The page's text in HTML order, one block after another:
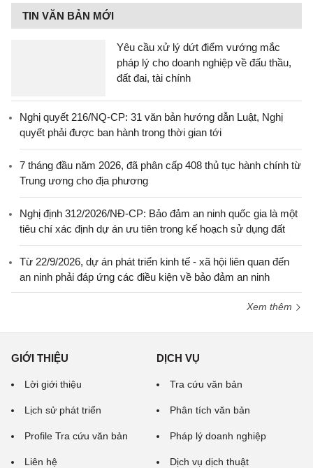
TIN VĂN BẢN MỚI
Yêu cầu xử lý dứt điểm vướng mắc
pháp lý cho doanh nghiệp về đấu thầu,
đất đai, tài chính
Nghị quyết 216/NQ-CP: 31 văn bản hướng dẫn Luật, Nghị
quyết phải được ban hành trong thời gian tới
7 tháng đầu năm 2026, đã phân cấp 408 thủ tục hành chính từ
Trung ương cho địa phương
Nghị định 312/2026/NĐ-CP: Bảo đảm an ninh quốc gia là một
tiêu chí xác định dự án ưu tiên trong kế hoạch sử dụng đất
Từ 22/9/2026, dự án phát triển kinh tế - xã hội liên quan đến
an ninh phải đáp ứng các điều kiện về bảo đảm an ninh
Xem thêm
GIỚI THIỆU
Lời giới thiệu
Lịch sử phát triển
Profile Tra cứu văn bản
Liên hệ
DỊCH VỤ
Tra cứu văn bản
Phân tích văn bản
Pháp lý doanh nghiệp
Dịch vụ dịch thuật